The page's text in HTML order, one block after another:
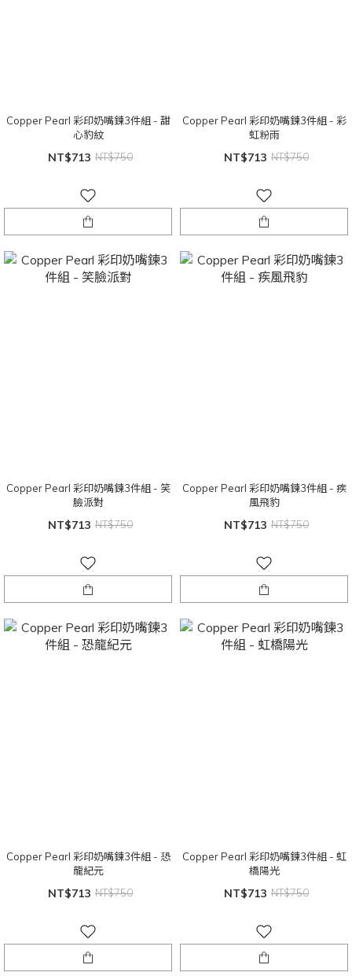
Copper Pearl 彩印奶嘴鍊3件組 - 甜
心豹紋
NT$713 NT$750
Copper Pearl 彩印奶嘴鍊3件組 - 彩
虹粉雨
NT$713 NT$750
Copper Pearl 彩印奶嘴鍊3件組 - 笑
臉派對
NT$713 NT$750
Copper Pearl 彩印奶嘴鍊3件組 - 疾
風飛豹
NT$713 NT$750
Copper Pearl 彩印奶嘴鍊3件組 - 恐
龍紀元
NT$713 NT$750
Copper Pearl 彩印奶嘴鍊3件組 - 虹
橋陽光
NT$713 NT$750